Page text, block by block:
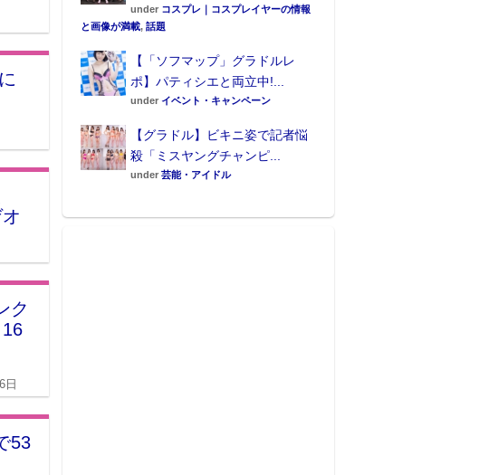
ク
日
53
under コスプレ｜コスプレイヤーの情報
と画像が満載, 話題
【「ソフマップ」グラドルレ
ポ】パティシエと両立中!...
under イベント・キャンペーン
【グラドル】ビキニ姿で記者悩
殺「ミスヤングチャンピ...
under 芸能・アイドル